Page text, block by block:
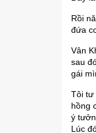
Rồi
đứa
Vân
sau
gái
Tôi tư
hồng
ý
Lúc